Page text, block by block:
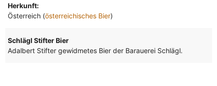
Herkunft:
Österreich (österreichisches Bier)
Schlägl Stifter Bier
Adalbert Stifter gewidmetes Bier der Barauerei Schlägl.